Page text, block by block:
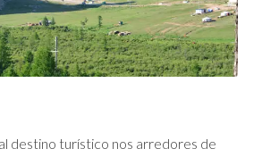
destino turístico nos arredores de